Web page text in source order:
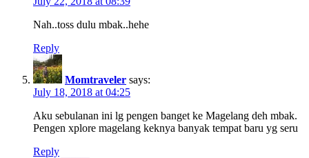
Nah..toss dulu mbak..hehe
Reply
Momtraveler says:
July 18, 2018 at 04:25
Aku sebulanan ini lg pengen banget ke Magelang deh mbak.
Pengen xplore magelang keknya banyak tempat baru yg seru
Reply